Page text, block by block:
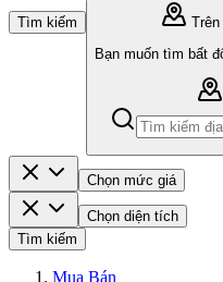
Tìm kiếm
Trên
Bạn muốn tìm bất
Chọn mức giá
Chọn diện tích
Tìm kiếm
Mua Bán